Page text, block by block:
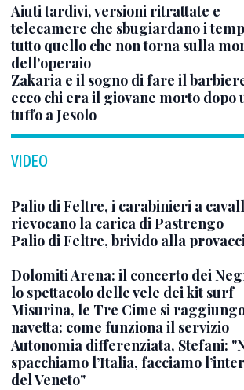
Aiuti tardivi, versioni ritrattate e
telecamere che sbugiardano i
tutto quello che non torna sulla
dell’operaio
Zakaria e il sogno di fare il
ecco chi era il giovane morto dopo
tuffo a Jesolo
VIDEO
Palio di Feltre, i carabinieri a
rievocano la carica di Pastrengo
Palio di Feltre, brivido alla
Dolomiti Arena: il concerto dei
lo spettacolo delle vele dei kit surf
Misurina, le Tre Cime si
navetta: come funziona il servizio
Autonomia differenziata, Stefani:
spacchiamo l’Italia, facciamo
del Veneto"